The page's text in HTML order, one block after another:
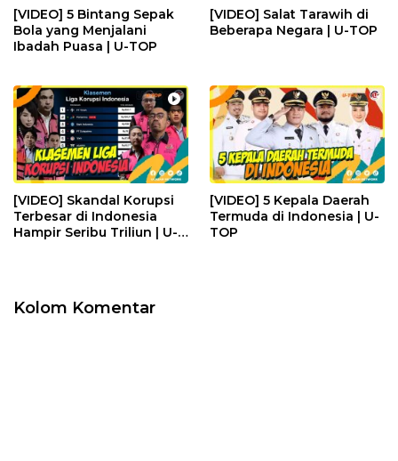
[VIDEO] 5 Bintang Sepak
Bola yang Menjalani
Ibadah Puasa | U-TOP
[VIDEO] Salat Tarawih di
Beberapa Negara | U-TOP
[VIDEO] Skandal Korupsi
Terbesar di Indonesia
Hampir Seribu Triliun | U-
[VIDEO] 5 Kepala Daerah
Termuda di Indonesia | U-
TOP
Kolom Komentar